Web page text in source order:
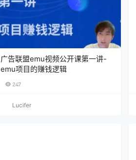
广告联盟emu视频公开课第一讲-
emu项目的赚钱逻辑
247
Lucifer